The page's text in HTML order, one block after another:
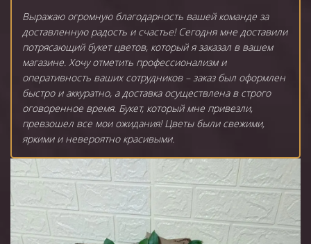
Выражаю огромную благодарность вашей команде за
доставленную радость и счастье! Сегодня мне доставили
потрясающий букет цветов, который я заказал в вашем
магазине. Хочу отметить профессионализм и
оперативность ваших сотрудников – заказ был оформлен
быстро и аккуратно, а доставка осуществлена в строго
оговоренное время. Букет, который мне привезли,
превзошел все мои ожидания! Цветы были свежими,
яркими и невероятно красивыми.